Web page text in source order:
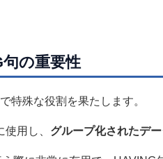
の重要性
特殊な役割を果たします。
用し、 グループ化されたデ